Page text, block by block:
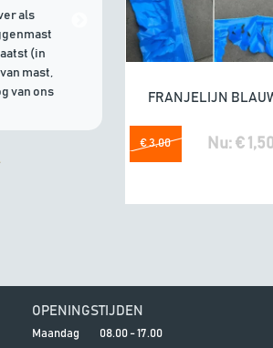
als
(in
mast,
van ons
21/07/2026 | Goede
In winkelwagen
FRANJELIJN
€ 3,00 Nu: € 1,50
OPENINGSTIJDEN
Maandag 08.00 - 17.00